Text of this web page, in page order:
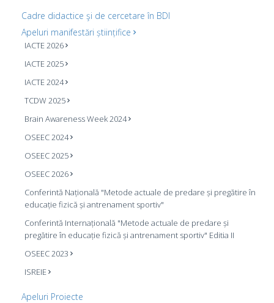
Cadre didactice şi de cercetare în BDI
Apeluri manifestări științifice
IACTE 2026
IACTE 2025
IACTE 2024
TCDW 2025
Brain Awareness Week 2024
OSEEC 2024
OSEEC 2025
OSEEC 2026
Conferintă Națională "Metode actuale de predare și pregătire în
educație fizică și antrenament sportiv"
Conferintă Internațională "Metode actuale de predare și
pregătire în educație fizică și antrenament sportiv" Editia II
OSEEC 2023
ISREIE
Apeluri Proiecte